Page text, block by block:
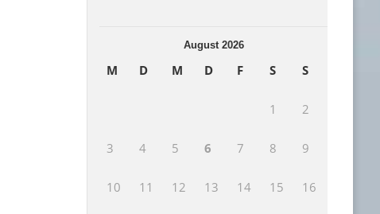
August 2026
M D M D F S S
1 2
3 4 5 6 7 8 9
10 11 12 13 14 15 16